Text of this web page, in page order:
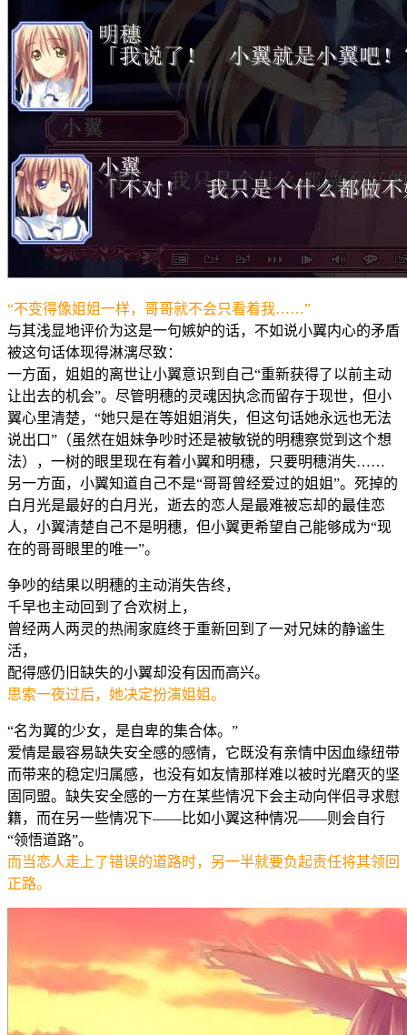
“不变得像姐姐一样，哥哥就不会只看着我……”
与其浅显地评价为这是一句嫉妒的话，不如说小翼内心的矛盾
被这句话体现得淋漓尽致：
一方面，姐姐的离世让小翼意识到自己“重新获得了以前主动
让出去的机会”。尽管明穗的灵魂因执念而留存于现世，但小
翼心里清楚，“她只是在等姐姐消失，但这句话她永远也无法
说出口”（虽然在姐妹争吵时还是被敏锐的明穗察觉到这个想
法），一树的眼里现在有着小翼和明穗，只要明穗消失……
另一方面，小翼知道自己不是“哥哥曾经爱过的姐姐”。死掉的
白月光是最好的白月光，逝去的恋人是最难被忘却的最佳恋
人，小翼清楚自己不是明穗，但小翼更希望自己能够成为“现
在的哥哥眼里的唯一”。
争吵的结果以明穗的主动消失告终，
千早也主动回到了合欢树上，
曾经两人两灵的热闹家庭终于重新回到了一对兄妹的静谧生
活，
配得感仍旧缺失的小翼却没有因而高兴。
思索一夜过后，她决定扮演姐姐。
“名为翼的少女，是自卑的集合体。”
爱情是最容易缺失安全感的感情，它既没有亲情中因血缘纽带
而带来的稳定归属感，也没有如友情那样难以被时光磨灭的坚
固同盟。缺失安全感的一方在某些情况下会主动向伴侣寻求慰
籍，而在另一些情况下——比如小翼这种情况——则会自行
“领悟道路”。
而当恋人走上了错误的道路时，另一半就要负起责任将其领回
正路。